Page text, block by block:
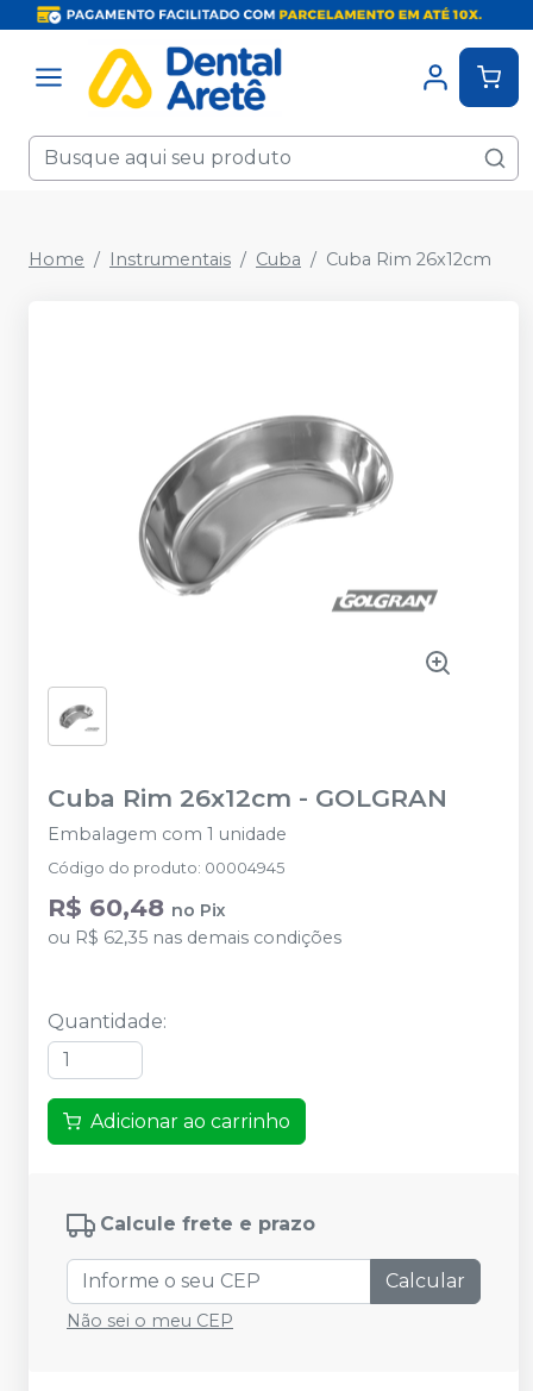
Home Instrumentais Cuba Cuba Rim 26x12cm
Cuba Rim 26x12cm - GOLGRAN
Embalagem com 1 unidade
Código do produto: 00004945
R$ 60,48 no Pix
ou R$ 62,35 nas demais condições
Quantidade:
Adicionar ao carrinho
Calcule frete e prazo
Calcular
Não sei o meu CEP